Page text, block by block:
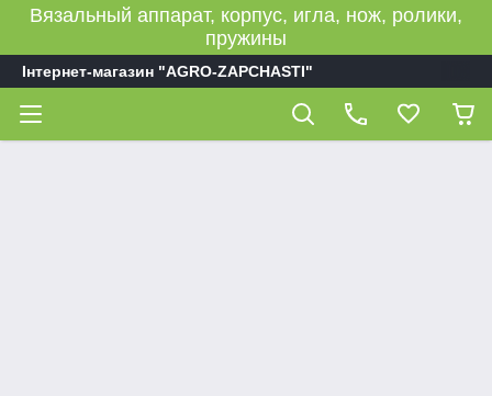
Вязальный аппарат, корпус, игла, нож, ролики,
пружины
Інтернет-магазин "AGRO-ZAPCHASTI"